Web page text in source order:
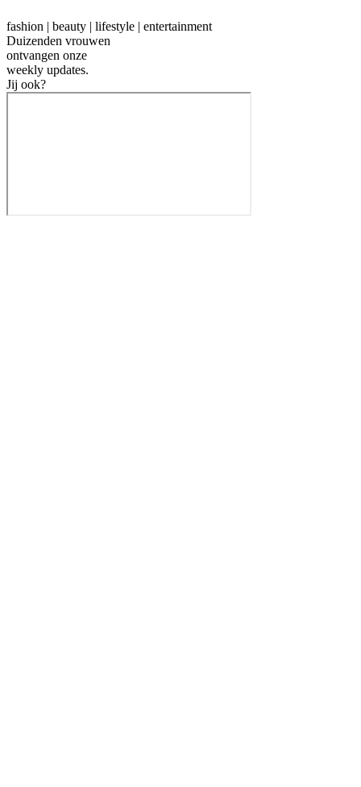
fashion | beauty | lifestyle | entertainment
Duizenden vrouwen
ontvangen onze
weekly updates.
Jij ook?